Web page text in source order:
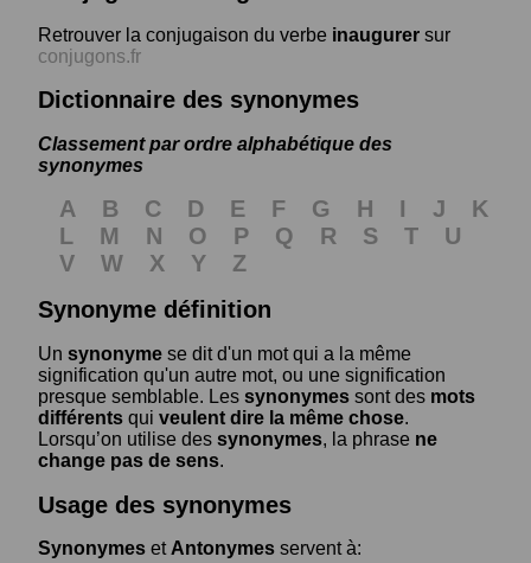
Retrouver la conjugaison du verbe inaugurer sur
conjugons.fr
Dictionnaire des synonymes
Classement par ordre alphabétique des
synonymes
A B C D E F G H I J
K
L
M N O P Q R S T
U
V
W X Y
Z
Synonyme définition
Un synonyme se dit d'un mot qui a la même
signification qu'un autre mot, ou une signification
presque semblable. Les synonymes sont des mots
différents qui veulent dire la même chose.
Lorsqu’on utilise des synonymes, la phrase ne
change pas de sens.
Usage des synonymes
Synonymes et Antonymes servent à: